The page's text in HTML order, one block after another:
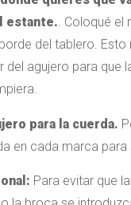
estante. . Coloqué
del tablero.
del agujero para que
para la cuerda.
en cada marca para
Para evitar que